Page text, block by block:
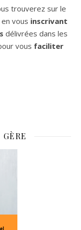
trouverez sur le
vous inscrivant
délivrées dans les
vous faciliter